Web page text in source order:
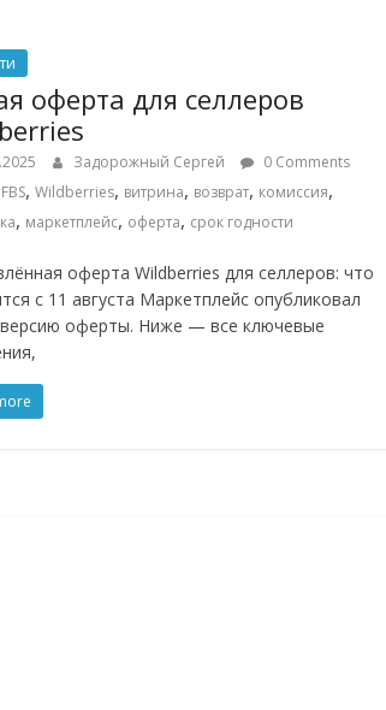
оферта для селлеров
Задорожный Сергей
0 Comments
FBS,Wildberries, витрина, возврат, комиссия,
, маркетплейс, оферта, срок годности
оферта Wildberries для селлеров: что
с 11 августа Маркетплейс опубликовал
оферты. Ниже — все ключевые